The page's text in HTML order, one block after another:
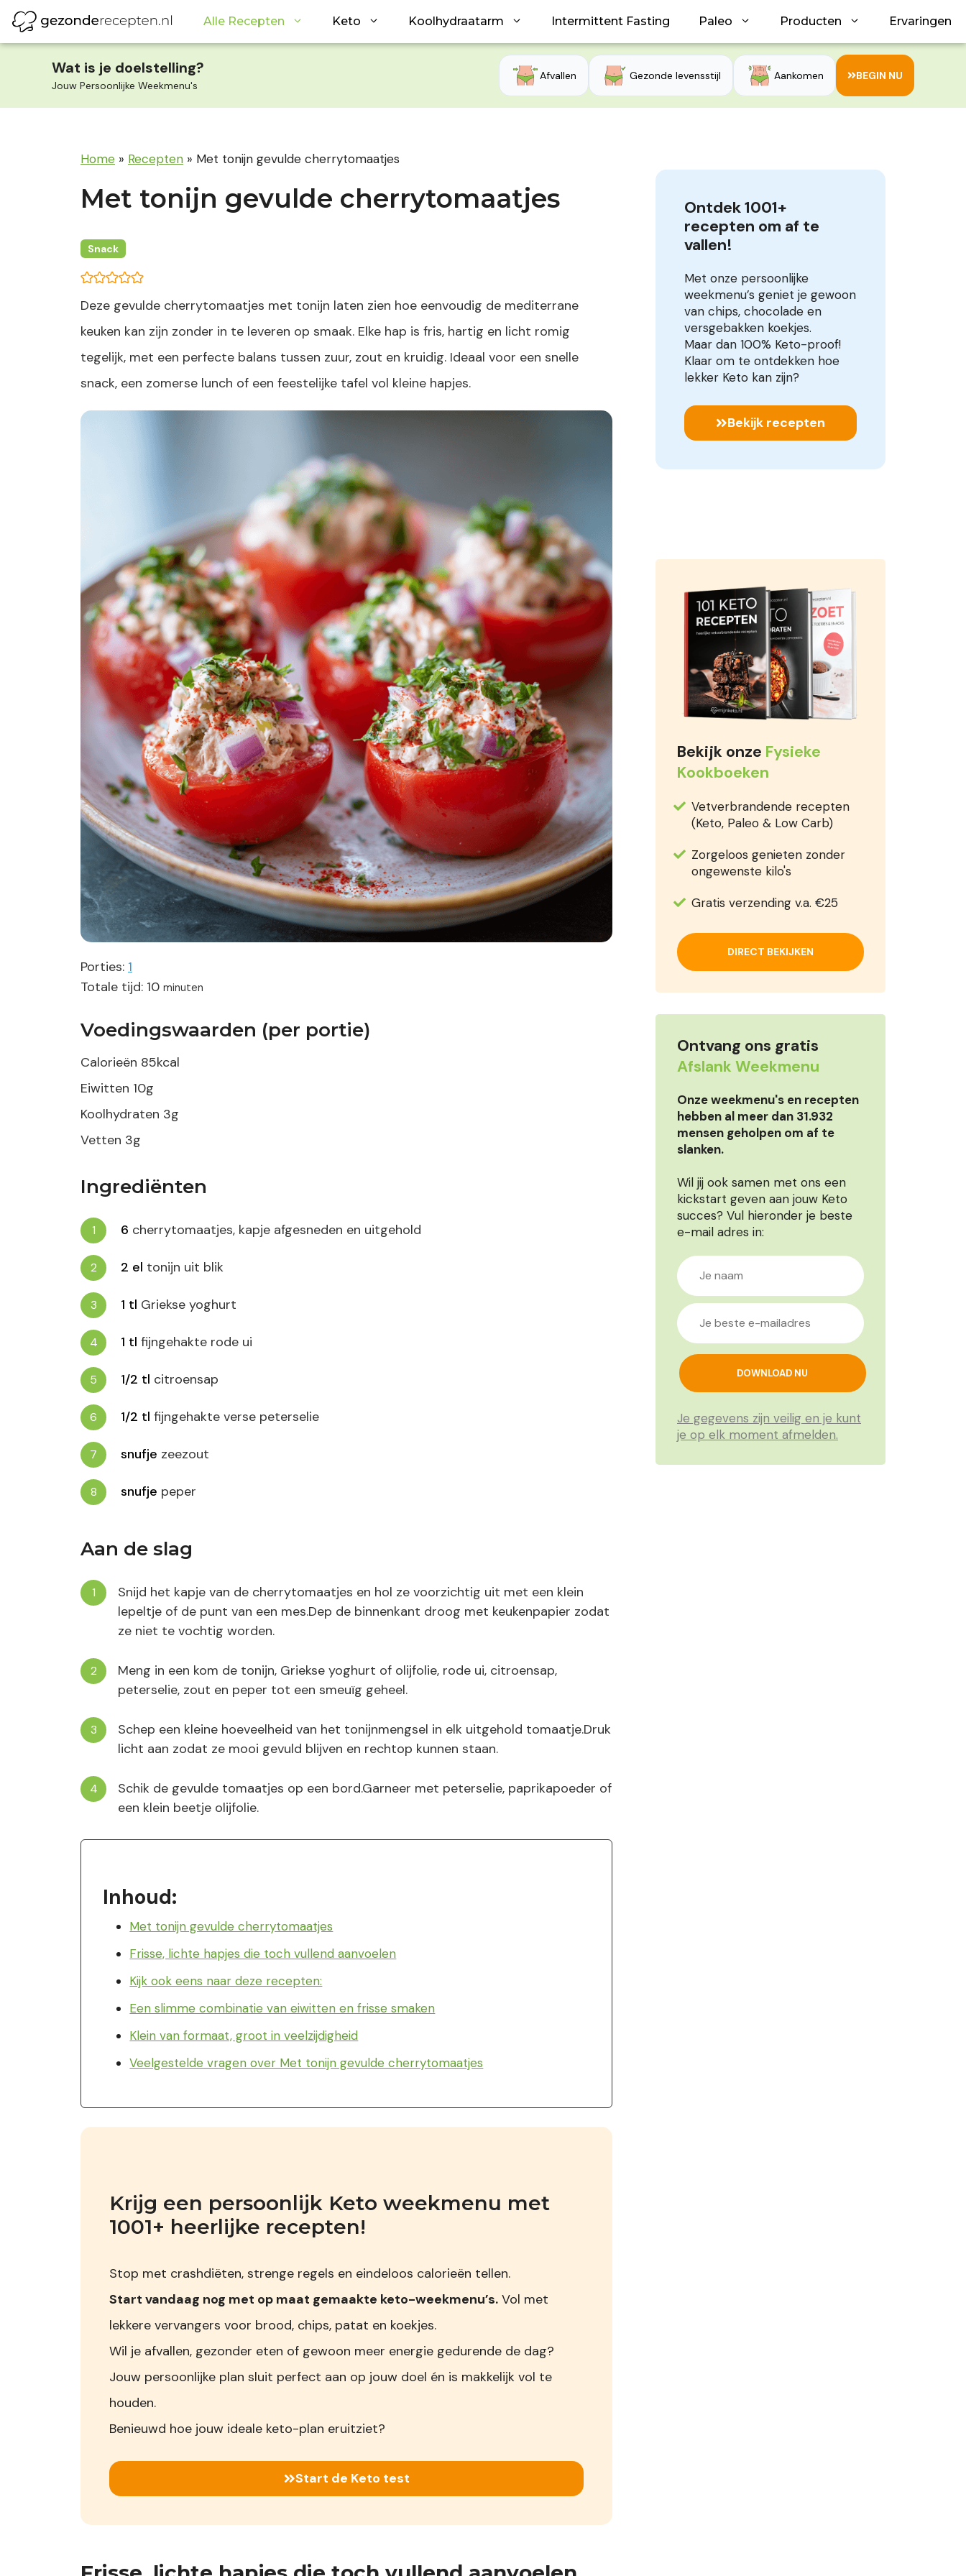
naar
de
Alle Recepten Keto Koolhydraatarm Intermittent Fasting Paleo Producten Ervaringen
Wat is je doelstelling?
Jouw Persoonlijke Weekmenu's
Afvallen Gezonde levensstijl Aankomen BEGIN NU
Home » Recepten » Met tonijn gevulde cherrytomaatjes
Met tonijn gevulde cherrytomaatjes
Snack
Deze gevulde cherrytomaatjes met tonijn laten zien hoe eenvoudig de mediterrane
keuken kan zijn zonder in te leveren op smaak. Elke hap is fris, hartig en licht romig
tegelijk, met een perfecte balans tussen zuur, zout en kruidig. Ideaal voor een snelle
snack, een zomerse lunch of een feestelijke tafel vol kleine hapjes.
Porties: 1
Totale tijd: 10minuten
minuten
Voedingswaarden (per portie)
Calorieën 85kcal
Eiwitten 10g
Koolhydraten 3g
Vetten 3g
Ingrediënten
6 cherrytomaatjes, kapje afgesneden en uitgehold
2 el tonijn uit blik
1 tl Griekse yoghurt
1 tl fijngehakte rode ui
1/2 tl citroensap
1/2 tl fijngehakte verse peterselie
snufje zeezout
snufje peper
Aan de slag
Snijd het kapje van de cherrytomaatjes en hol ze voorzichtig uit met een klein
lepeltje of de punt van een mes.Dep de binnenkant droog met keukenpapier zodat
ze niet te vochtig worden.
Meng in een kom de tonijn, Griekse yoghurt of olijfolie, rode ui, citroensap,
peterselie, zout en peper tot een smeuïg geheel.
Schep een kleine hoeveelheid van het tonijnmengsel in elk uitgehold tomaatje.Druk
licht aan zodat ze mooi gevuld blijven en rechtop kunnen staan.
Schik de gevulde tomaatjes op een bord.Garneer met peterselie, paprikapoeder of
een klein beetje olijfolie.
Inhoud:
Met tonijn gevulde cherrytomaatjes
Frisse, lichte hapjes die toch vullend aanvoelen
Kijk ook eens naar deze recepten:
Een slimme combinatie van eiwitten en frisse smaken
Klein van formaat, groot in veelzijdigheid
Veelgestelde vragen over Met tonijn gevulde cherrytomaatjes
Krijg een persoonlijk Keto weekmenu met
1001+ heerlijke recepten!
Stop met crashdiëten, strenge regels en eindeloos calorieën tellen.
Start vandaag nog met op maat gemaakte keto-weekmenu’s. Vol met
lekkere vervangers voor brood, chips, patat en koekjes.
Wil je afvallen, gezonder eten of gewoon meer energie gedurende de dag?
Jouw persoonlijke plan sluit perfect aan op jouw doel én is makkelijk vol te
houden.
Benieuwd hoe jouw ideale keto-plan eruitziet?
Start de Keto test
Ontdek 1001+
recepten om af te
vallen!
Met onze persoonlijke
weekmenu’s geniet je gewoon
van chips, chocolade en
versgebakken koekjes.
Maar dan 100% Keto-proof!
Klaar om te ontdekken hoe
lekker Keto kan zijn?
Bekijk recepten
Bekijk onze Fysieke
Kookboeken
Vetverbrandende recepten
(Keto, Paleo & Low Carb)
Zorgeloos genieten zonder
ongewenste kilo's
Gratis verzending v.a. €25
DIRECT BEKIJKEN
Ontvang ons gratis
Afslank Weekmenu
Onze weekmenu's en recepten
hebben al meer dan 31.932
mensen geholpen om af te
slanken.
Wil jij ook samen met ons een
kickstart geven aan jouw Keto
succes? Vul hieronder je beste
e-mail adres in:
Je gegevens zijn veilig en je kunt
je op elk moment afmelden.